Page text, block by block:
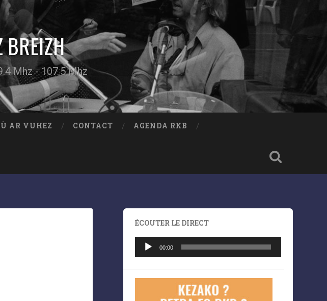
BREIZH
Mhz - 107.5 Mhz
AR VUHEZ CONTACT AGENDA RKB
ÉCOUTER LE DIRECT
Lecteur
audio
00:00